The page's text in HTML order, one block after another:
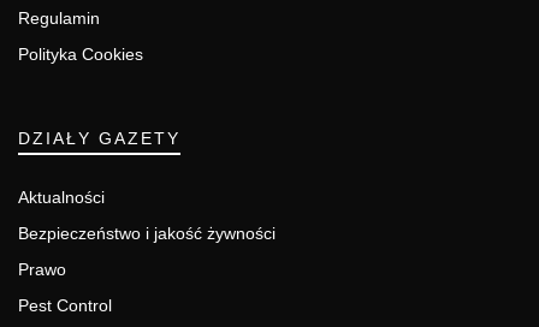
Regulamin
Polityka Cookies
DZIAŁY GAZETY
Aktualności
Bezpieczeństwo i jakość żywności
Prawo
Pest Control